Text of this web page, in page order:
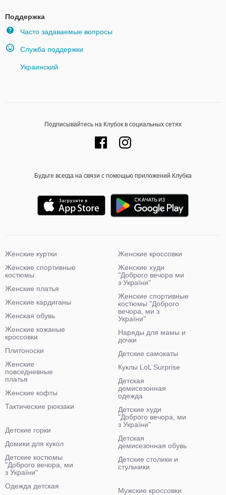
Поддержка
Часто задаваемые вопросы
Служба поддержки
Украинский
Подписывайтесь на Клубок в социальных сетях
Будьте всегда на связи с помощью приложений Клубка
Женские куртки
Женские спортивные
костюмы
Женские платья
Женские кардиганы
Женская обувь
Женские кожаные
кроссовки
Плитоноски
Женские
повседневные
платья
Женские кофты
Тактические рюкзаки
Женские кроссовки
Женские худи
"Доброго вечора ми
з України"
Женские спортивные
костюмы "Доброго
вечора, ми з
України"
Наряды для мамы и
дочки
Детские самокаты
Куклы LoL Surprise
Детская
демисезонная
одежда
Детские худи
"Доброго вечора, ми
з України"
Детская
демисезонная обувь
Детские столики и
стульчики
Детские горки
Домики для кукол
Детские костюмы
"Доброго вечора, ми
з України"
Одежда детская
Мужские кроссовки